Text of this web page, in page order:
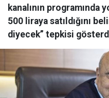
kanalının programında
500 liraya satıldığını
diyecek” tepkisi